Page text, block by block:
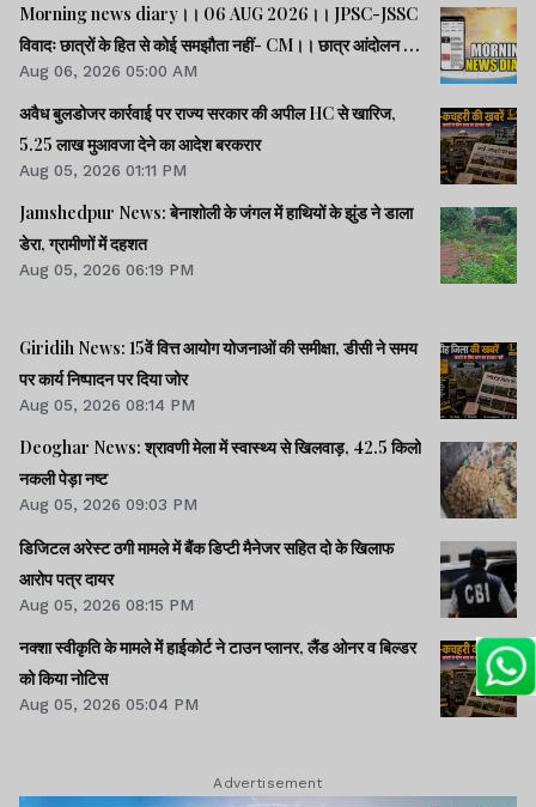
Morning news diary।। 06 AUG 2026।। JPSC-JSSC
विवादः छात्रों के हित से कोई समझौता नहीं- CM।। छात्र आंदोलन के
समर्थन में झारखंड आएंगे अभिजीत दीपके।। जब तक अमित शाह सदन
में जवाब नहीं देते, चर्चा नहीं होगीः राहुल।। समेत कई खबरें व वीडियो.
Aug 06, 2026 05:00 AM
अवैध बुलडोजर कार्रवाई पर राज्य सरकार की अपील HC से खारिज,
5.25 लाख मुआवजा देने का आदेश बरकरार
Aug 05, 2026 01:11 PM
Jamshedpur News: बेनाशोली के जंगल में हाथियों के झुंड ने डाला
डेरा, ग्रामीणों में दहशत
Aug 05, 2026 06:19 PM
Giridih News: 15वें वित्त आयोग योजनाओं की समीक्षा, डीसी ने समय
पर कार्य निष्पादन पर दिया जोर
Aug 05, 2026 08:14 PM
Deoghar News: श्रावणी मेला में स्वास्थ्य से खिलवाड़, 42.5 किलो
नकली पेड़ा नष्ट
Aug 05, 2026 09:03 PM
डिजिटल अरेस्ट ठगी मामले में बैंक डिप्टी मैनेजर सहित दो के खिलाफ
आरोप पत्र दायर
Aug 05, 2026 08:15 PM
नक्शा स्वीकृति के मामले में हाईकोर्ट ने टाउन प्लानर, लैंड ओनर व बिल्डर
को किया नोटिस
Aug 05, 2026 05:04 PM
Advertisement